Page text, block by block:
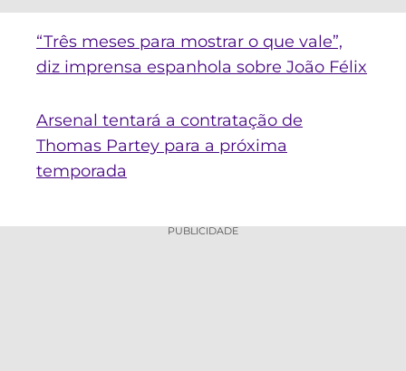
“Três meses para mostrar o que vale”,
diz imprensa espanhola sobre João Félix
Arsenal tentará a contratação de
Thomas Partey para a próxima
temporada
PUBLICIDADE